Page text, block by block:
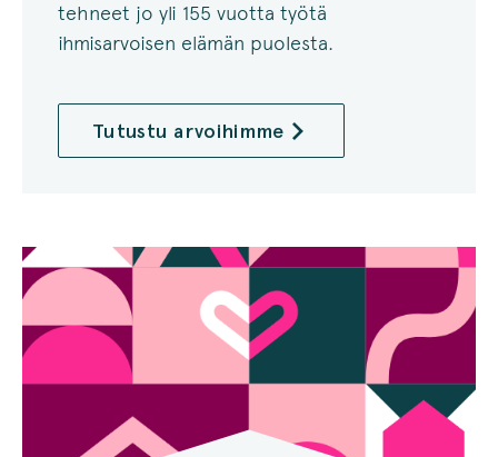
tehneet jo yli 155 vuotta työtä
ihmisarvoisen elämän puolesta.
Tutustu arvoihimme